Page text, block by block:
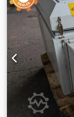
embalagem: 265/